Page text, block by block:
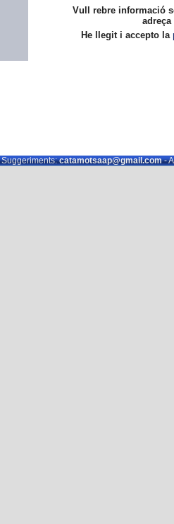
Vull rebre informació
He llegit i accepto la
Suggeriments:catamotsaap@gmail.com-